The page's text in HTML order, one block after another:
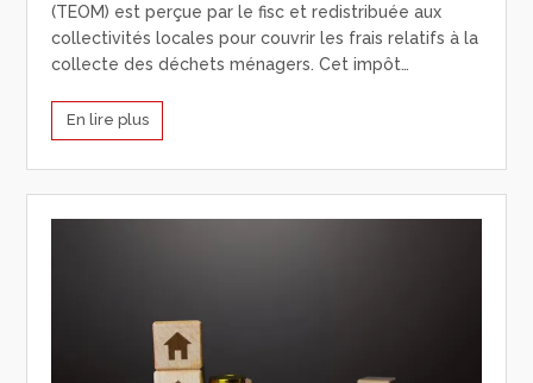
(TEOM) est perçue par le fisc et redistribuée aux
collectivités locales pour couvrir les frais relatifs à la
collecte des déchets ménagers. Cet impôt…
En lire plus